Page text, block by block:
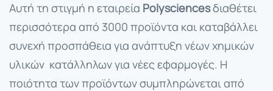
Αυτή τη στιγμή η εταιρεία Polysciencesδιαθέτει
περισσότερα από 3000 προϊόντα και καταβάλλει
συνεχή προσπάθεια για ανάπτυξη νέων χημικών
υλικών κατάλληλων για νέες εφαρμογές. Η
ποιότητα των προϊόντων συμπληρώνεται από